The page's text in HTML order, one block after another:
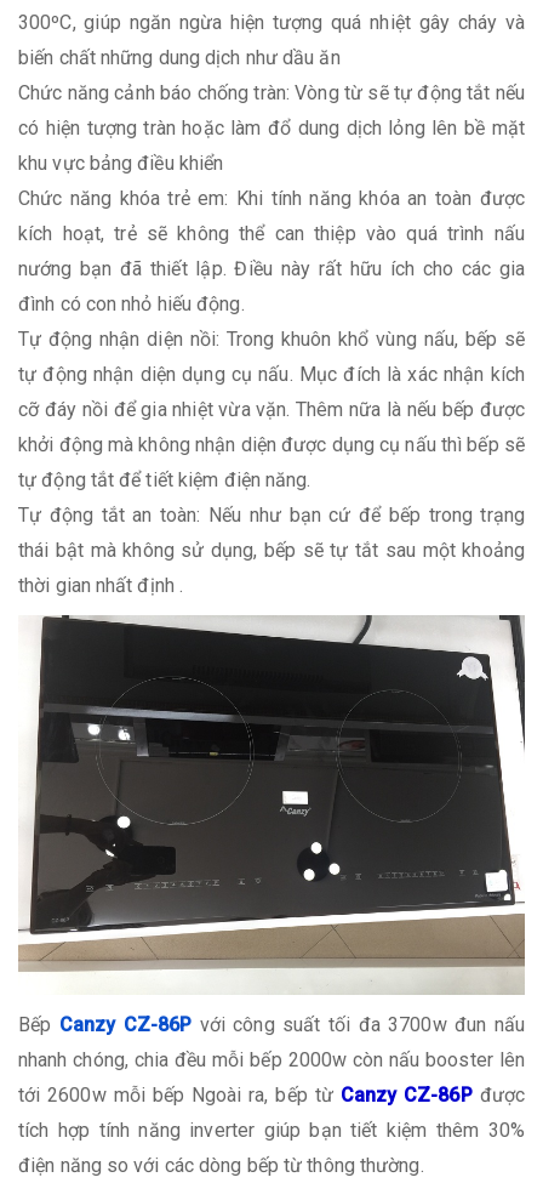
300ºC, giúp ngăn ngừa hiện tượng quá nhiệt gây cháy và
biến chất những dung dịch như dầu ăn
Chức năng cảnh báo chống tràn: Vòng từ sẽ tự động tắt nếu
có hiện tượng tràn hoặc làm đổ dung dịch lỏng lên bề mặt
khu vực bảng điều khiển
Chức năng khóa trẻ em: Khi tính năng khóa an toàn được
kích hoạt, trẻ sẽ không thể can thiệp vào quá trình nấu
nướng bạn đã thiết lập. Điều này rất hữu ích cho các gia
đình có con nhỏ hiếu động.
Tự động nhận diện nồi: Trong khuôn khổ vùng nấu, bếp sẽ
tự động nhận diện dụng cụ nấu. Mục đích là xác nhận kích
cỡ đáy nồi để gia nhiệt vừa vặn. Thêm nữa là nếu bếp được
khởi động mà không nhận diện được dụng cụ nấu thì bếp sẽ
tự động tắt để tiết kiệm điện năng.
Tự động tắt an toàn: Nếu như bạn cứ để bếp trong trạng
thái bật mà không sử dụng, bếp sẽ tự tắt sau một khoảng
thời gian nhất định .
Bếp Canzy CZ-86P với công suất tối đa 3700w đun nấu
nhanh chóng, chia đều mỗi bếp 2000w còn nấu booster lên
tới 2600w mỗi bếp Ngoài ra, bếp từ Canzy CZ-86P được
tích hợp tính năng inverter giúp bạn tiết kiệm thêm 30%
điện năng so với các dòng bếp từ thông thường.